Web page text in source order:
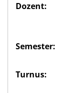
Dozent:
Semester:
Turnus: